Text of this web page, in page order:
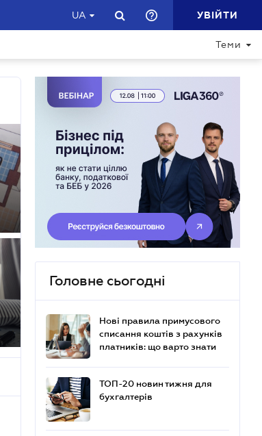
UA УВІЙТИ
Теми
Головне сьогодні
Нові правила примусового
списання коштів з рахунків
платників: що варто знати
ТОП-20 новин тижня для
бухгалтерів